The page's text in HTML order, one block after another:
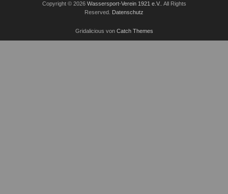
Copyright © 2026 Wassersport-Verein 1921 e.V. . All Rights
Reserved. Datenschutz
Gridalicious von Catch Themes